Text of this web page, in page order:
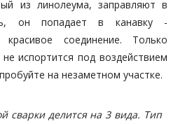
из линолеума, заправляют в
он попадает в канавку -
соединение. Только
испортится под воздействием
на незаметном участке.
сварки делится на 3 вида. Тип